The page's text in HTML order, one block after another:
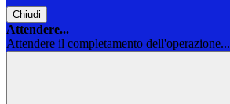
Chiudi
Attendere...
Attendere il completamento dell'operazione...